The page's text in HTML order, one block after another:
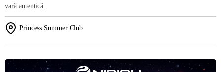
vară autentică.
Princess Summer Club